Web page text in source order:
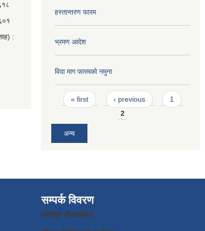
:
हस्तान्तरण फारम
भ्रमण आदेश
विदा माग फारमको नमुना
Pages
« first ‹ previous
1
2
अन्य
सम्पर्क विवरण
जाेशीपुर गाँउपालिका